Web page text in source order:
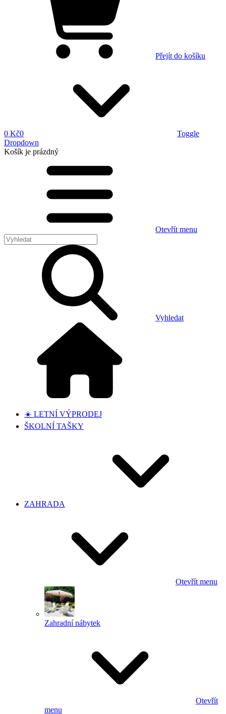
Přejít do košíku
0 Kč0
Toggle
Dropdown
Košík je prázdný
Otevřít menu
Vyhledat
☀️ LETNÍ VÝPRODEJ
ŠKOLNÍ TAŠKY
ZAHRADA
Otevřít menu
Zahradní nábytek
Otevřít
menu